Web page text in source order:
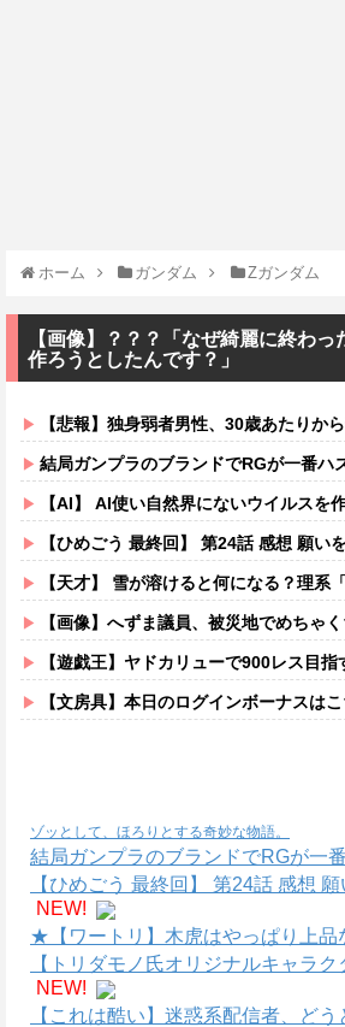
ホーム ガンダム Ζガンダム
【画像】？？？「なぜ綺麗に終わっ
作ろうとしたんです？」
【悲報】独身弱者男性、30歳あたりから普
結局ガンプラのブランドでRGが一番ハ
【AI】 AI使い自然界にないウイルスを
【ひめごう 最終回】 第24話 感想 願い
【天才】 雪が溶けると何になる？理系
【画像】へずま議員、被災地でめちゃくち
【遊戯王】ヤドカリューで900レス目指
【文房具】本日のログインボーナスは
ゾッとして、ほろりとする奇妙な物語。
結局ガンプラのブランドでRGが一
【ひめごう 最終回】 第24話 感想
NEW!
★【ワートリ】木虎はやっぱり上品
【トリダモノ氏オリジナルキャラ
NEW!
【これは酷い】迷惑系配信者、ど